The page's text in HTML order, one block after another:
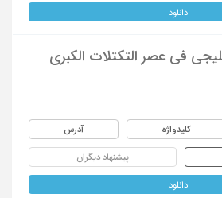
دانلود
فی عصر التکتلات الکبری
کلیدواژه آدرس
پیشنهاد دیگران
دانلود